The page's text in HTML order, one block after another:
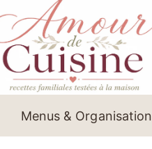
Menus & Organisation